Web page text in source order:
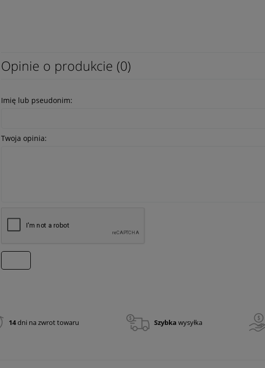
Opinie o produkcie (0)
Imię lub pseudonim:
Twoja opinia:
14dni na zwrot towaru Szybka wysyłka